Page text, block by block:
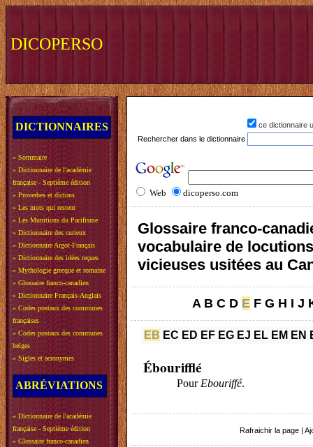
DICOPERSO
DICTIONNAIRES
» Sommaire
» Dictionnaire de l'académie
française - Septième édition
» Proverbes et dictons
» Les mots qui restent
» Les Munitions du Pacifisme
» Dictionnaire des curieux
» Dictionnaire Argot-Français
» Dictionnaire des idées reçues
» Mythologie grecque et romaine
» Glossaire franco-canadien
» Dictionnaire Français-Anglais
» Codes postaux des communes
françaises
» Codes postaux des communes
belges
» Sigles et acronymes
ABRÉVIATIONS
» Dictionnaire de l'académie
française - Septième édition
» Glossaire franco-canadien
ce dictionnaire
Rechercher dans le dictionnaire
Web dicoperso.com
Glossaire franco-
vocabulaire de locutions
vicieuses usitées au
A B C D E F G H I J
EB EC ED EF EG EJ EL EM EN
Ébourifflé
Pour Ebouriffé.
Rafraichir la page